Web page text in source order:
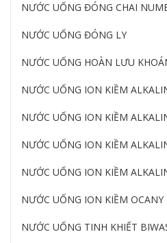
NƯỚC UỐNG ĐÓNG CHAI
NƯỚC UỐNG ĐÓNG LY
NƯỚC UỐNG HOÀN LƯU
NƯỚC UỐNG ION KIỀM
NƯỚC UỐNG ION KIỀM
NƯỚC UỐNG ION KIỀM
NƯỚC UỐNG ION KIỀM
NƯỚC UỐNG ION KIỀM OCANY
NƯỚC UỐNG TINH KHIẾT